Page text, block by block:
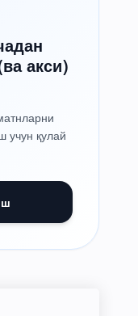
акси)
учун қулай